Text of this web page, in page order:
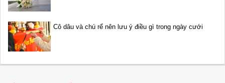
Cô dâu và chú rể nên lưu ý điều gì trong ngày cưới